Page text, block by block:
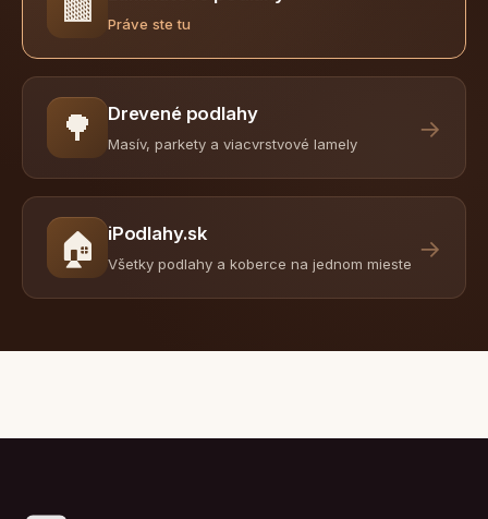
Práve ste tu
🌳 Drevené podlahy
Masív, parkety a viacvrstvové lamely
→
🏠 iPodlahy.sk
Všetky podlahy a koberce na jednom mieste
→